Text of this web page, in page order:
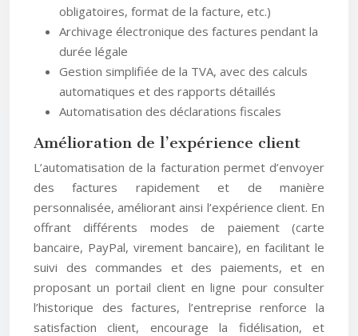
obligatoires, format de la facture, etc.)
Archivage électronique des factures pendant la
durée légale
Gestion simplifiée de la TVA, avec des calculs
automatiques et des rapports détaillés
Automatisation des déclarations fiscales
Amélioration de l’expérience client
L’automatisation de la facturation permet d’envoyer
des factures rapidement et de manière
personnalisée, améliorant ainsi l’expérience client. En
offrant différents modes de paiement (carte
bancaire, PayPal, virement bancaire), en facilitant le
suivi des commandes et des paiements, et en
proposant un portail client en ligne pour consulter
l’historique des factures, l’entreprise renforce la
satisfaction client, encourage la fidélisation, et